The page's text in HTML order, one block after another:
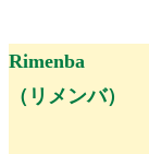
Rimenba
（リメンバ）